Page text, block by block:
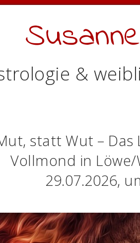
&
statt Wut –
Vollmond in
29.07.2026,